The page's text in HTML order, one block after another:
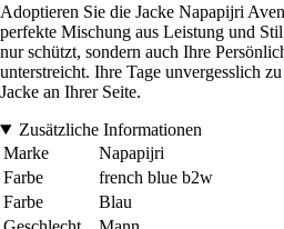
Adoptieren Sie die Jacke Napapijri
perfekte Mischung aus Leistung und
nur schützt, sondern auch Ihre
unterstreicht. Ihre Tage unvergesslich
Jacke an Ihrer Seite.
Zusätzliche Informationen
Marke
Napapijri
Farbe
french blue b2w
Farbe
Blau